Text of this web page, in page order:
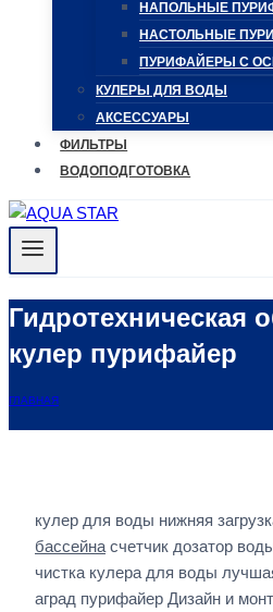
НАПОЛЬНЫЕ
НАСТОЛЬНЫЕ
ПУРИФАЙЕРЫ С
КУЛЕРЫ ДЛЯ ВОДЫ
АКСЕССУАРЫ
ФИЛЬТРЫ
ВОДОПОДГОТОВКА
Гидротехническая
кулер пурифайер
ГЛАВНАЯ
кулер для воды нижняя
бассейна счетчик дозатор
чистка кулера для воды
аград пурифайер Дизайн и